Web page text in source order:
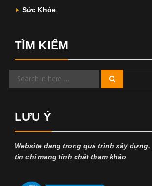
Sức Khỏe
TÌM KIẾM
Search
LƯU Ý
Website đang trong quá trình xây
tin chỉ mang tính chất tham khảo